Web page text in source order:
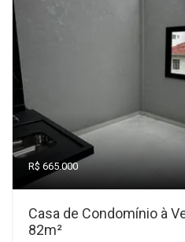
R$ 665.000
Casa de Condomínio à
82m²